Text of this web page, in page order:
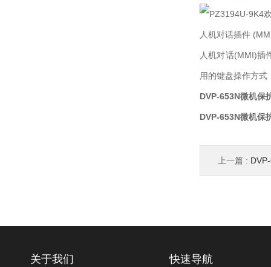
人机对话插件
人机对话(MMI)插
用的键盘操作方
DVP-653N微机保
DVP-653N微机保
上一篇 :
关于我们 快速导航